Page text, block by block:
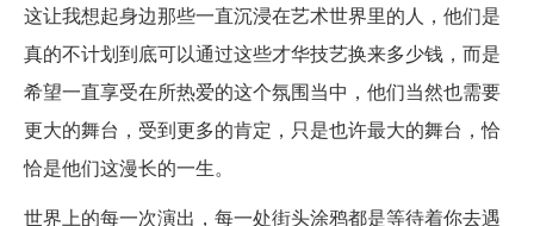
这让我想起身边那些一直沉浸在艺术世界里的人，他们是
真的不计划到底可以通过这些才华技艺换来多少钱，而是
希望一直享受在所热爱的这个氛围当中，他们当然也需要
更大的舞台，受到更多的肯定，只是也许最大的舞台，恰
恰是他们这漫长的一生。
世界上的每一次演出，每一处街头涂鸦都是等待着你去遇